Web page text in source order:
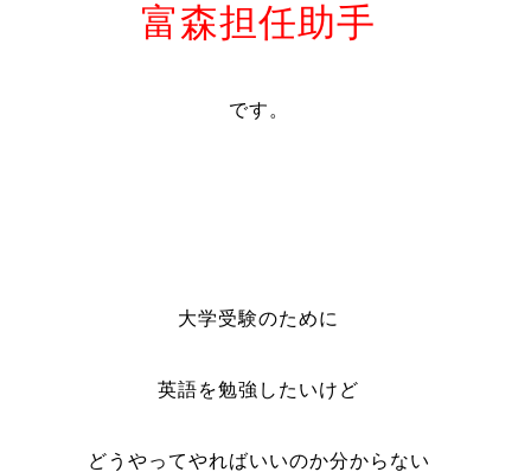
富森担任助手
です。
大学受験のために
英語を勉強したいけど
どうやってやればいいのか分からない